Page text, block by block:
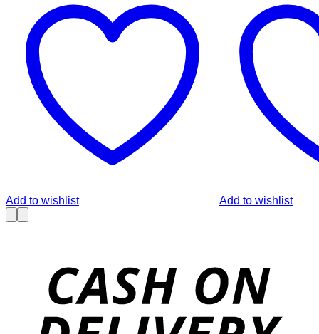
Add to wishlist Add to wishlist